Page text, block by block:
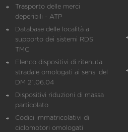
Trasporto delle merci
deperibili - ATP
Database delle località a
supporto dei sistemi RDS
TMC
Elenco dispositivi di ritenuta
stradale omologati ai sensi del
DM 21.06.04
Dispositivi riduzioni di massa
particolato
Codici immatricolativi di
ciclomotori omologati